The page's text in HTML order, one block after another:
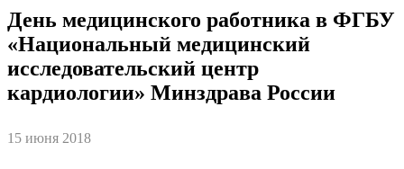
День медицинского работника в ФГБУ
«Национальный медицинский
исследовательский центр
кардиологии» Минздрава России
15 июня 2018